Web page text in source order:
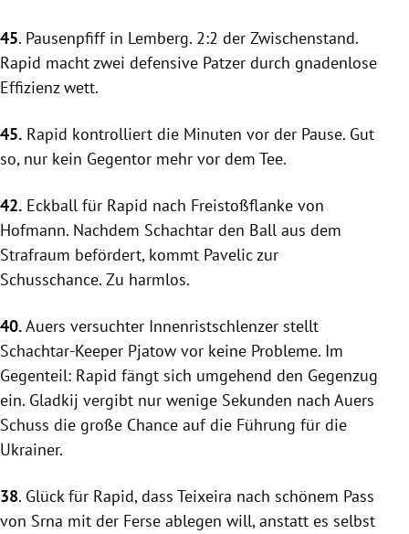
45. Pausenpfiff in Lemberg. 2:2 der Zwischenstand.
Rapid macht zwei defensive Patzer durch gnadenlose
Effizienz wett.
45. Rapid kontrolliert die Minuten vor der Pause. Gut
so, nur kein Gegentor mehr vor dem Tee.
42. Eckball für Rapid nach Freistoßflanke von
Hofmann. Nachdem Schachtar den Ball aus dem
Strafraum befördert, kommt Pavelic zur
Schusschance. Zu harmlos.
40.Auers versuchter Innenristschlenzer stellt
Schachtar-Keeper Pjatow vor keine Probleme. Im
Gegenteil: Rapid fängt sich umgehend den Gegenzug
ein. Gladkij vergibt nur wenige Sekunden nach Auers
Schuss die große Chance auf die Führung für die
Ukrainer.
38. Glück für Rapid, dass Teixeira nach schönem Pass
von Srna mit der Ferse ablegen will, anstatt es selbst